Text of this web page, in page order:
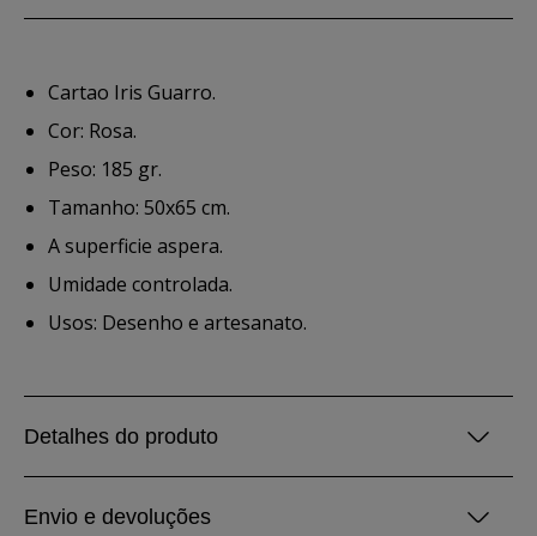
Cartao Iris Guarro.
Cor: Rosa.
Peso: 185 gr.
Tamanho: 50x65 cm.
A superficie aspera.
Umidade controlada.
Usos: Desenho e artesanato.
Detalhes do produto
Envio e devoluções